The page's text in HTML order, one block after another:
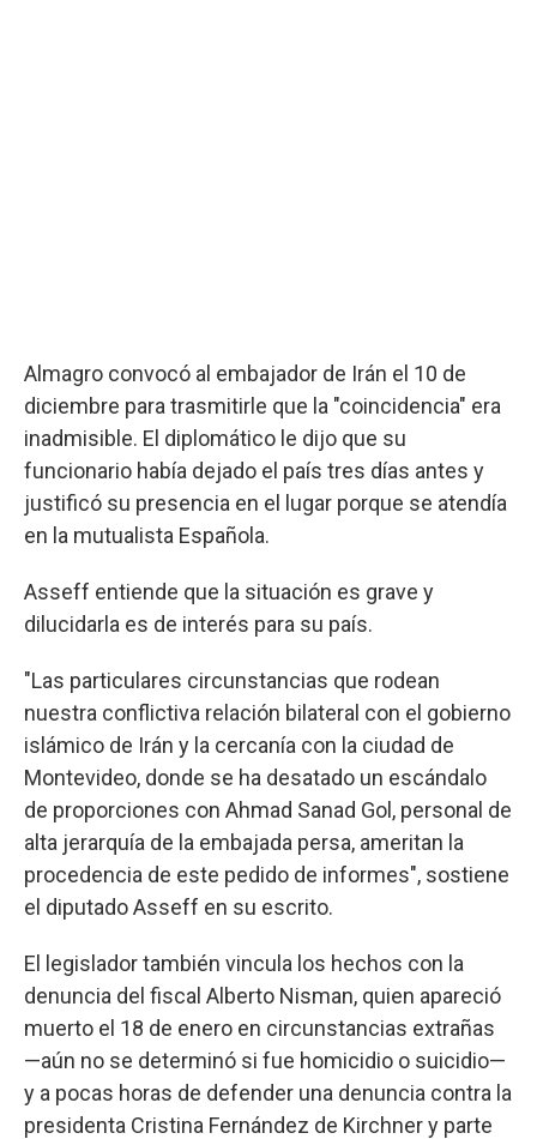
Almagro convocó al embajador de Irán el 10 de
diciembre para trasmitirle que la "coincidencia" era
inadmisible. El diplomático le dijo que su
funcionario había dejado el país tres días antes y
justificó su presencia en el lugar porque se atendía
en la mutualista Española.
Asseff entiende que la situación es grave y
dilucidarla es de interés para su país.
"Las particulares circunstancias que rodean
nuestra conflictiva relación bilateral con el gobierno
islámico de Irán y la cercanía con la ciudad de
Montevideo, donde se ha desatado un escándalo
de proporciones con Ahmad Sanad Gol, personal de
alta jerarquía de la embajada persa, ameritan la
procedencia de este pedido de informes", sostiene
el diputado Asseff en su escrito.
El legislador también vincula los hechos con la
denuncia del fiscal Alberto Nisman, quien apareció
muerto el 18 de enero en circunstancias extrañas
—aún no se determinó si fue homicidio o suicidio—
y a pocas horas de defender una denuncia contra la
presidenta Cristina Fernández de Kirchner y parte